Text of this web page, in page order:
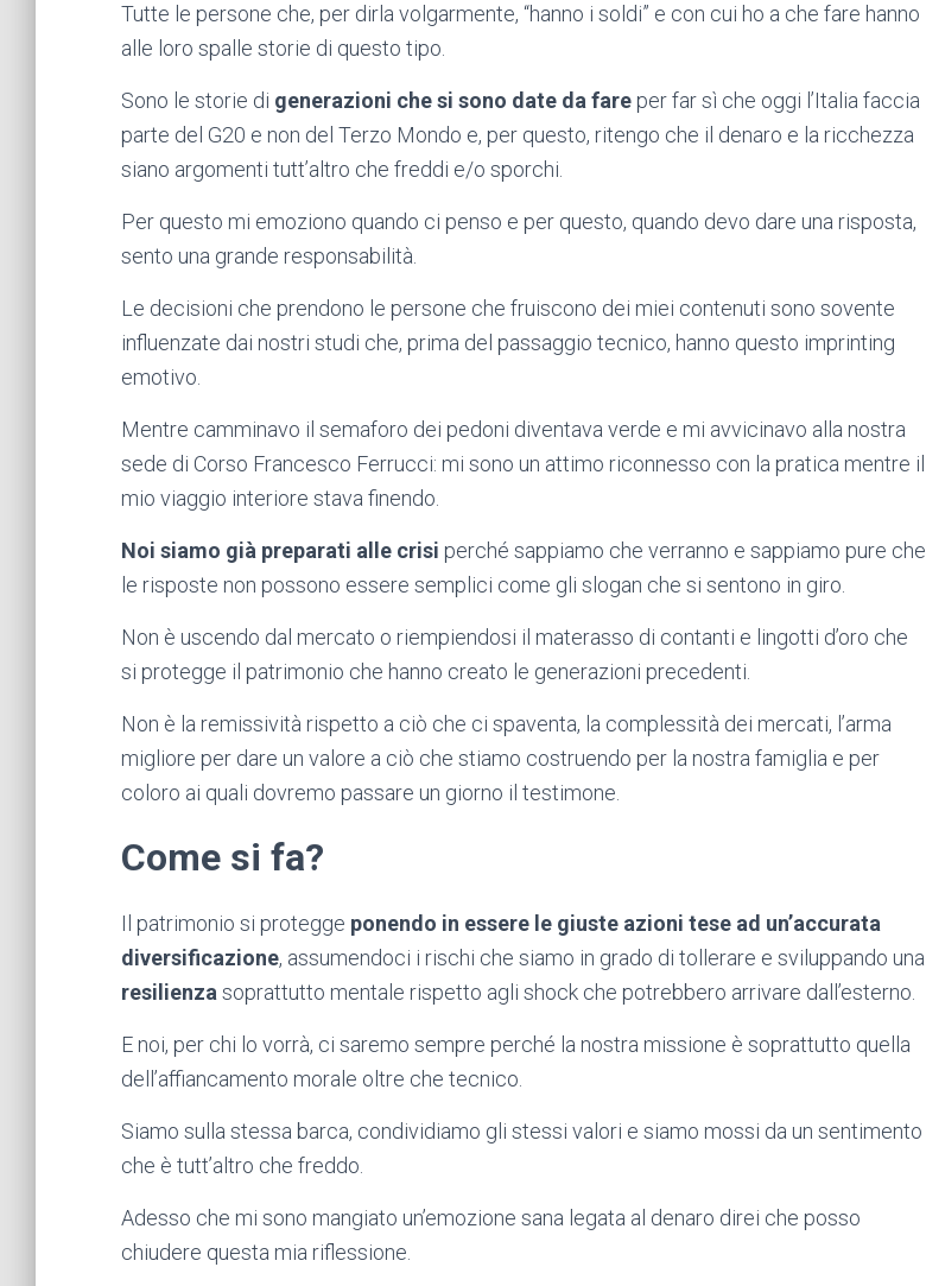
Tutte le persone che, per dirla volgarmente, “hanno i soldi” e con cui ho a che fare hanno
alle loro spalle storie di questo tipo.
Sono le storie di generazioni che si sono date da fare per far sì che oggi l’Italia faccia
parte del G20 e non del Terzo Mondo e, per questo, ritengo che il denaro e la ricchezza
siano argomenti tutt’altro che freddi e/o sporchi.
Per questo mi emoziono quando ci penso e per questo, quando devo dare una risposta,
sento una grande responsabilità.
Le decisioni che prendono le persone che fruiscono dei miei contenuti sono sovente
influenzate dai nostri studi che, prima del passaggio tecnico, hanno questo imprinting
emotivo.
Mentre camminavo il semaforo dei pedoni diventava verde e mi avvicinavo alla nostra
sede di Corso Francesco Ferrucci: mi sono un attimo riconnesso con la pratica mentre il
mio viaggio interiore stava finendo.
Noi siamo già preparati alle crisi perché sappiamo che verranno e sappiamo pure che
le risposte non possono essere semplici come gli slogan che si sentono in giro.
Non è uscendo dal mercato o riempiendosi il materasso di contanti e lingotti d’oro che
si protegge il patrimonio che hanno creato le generazioni precedenti.
Non è la remissività rispetto a ciò che ci spaventa, la complessità dei mercati, l’arma
migliore per dare un valore a ciò che stiamo costruendo per la nostra famiglia e per
coloro ai quali dovremo passare un giorno il testimone.
Come si fa?
Il patrimonio si protegge ponendo in essere le giuste azioni tese ad un’accurata
diversificazione, assumendoci i rischi che siamo in grado di tollerare e sviluppando una
resilienza soprattutto mentale rispetto agli shock che potrebbero arrivare dall’esterno.
E noi, per chi lo vorrà, ci saremo sempre perché la nostra missione è soprattutto quella
dell’affiancamento morale oltre che tecnico.
Siamo sulla stessa barca, condividiamo gli stessi valori e siamo mossi da un sentimento
che è tutt’altro che freddo.
Adesso che mi sono mangiato un’emozione sana legata al denaro direi che posso
chiudere questa mia riflessione.